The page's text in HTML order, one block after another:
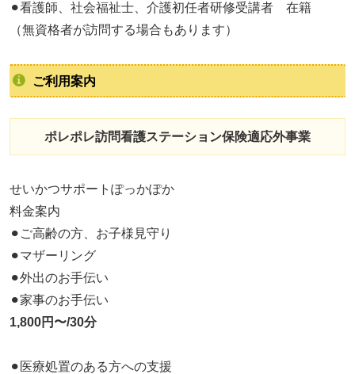
⚫︎看護師、社会福祉士、介護初任者研修受講者 在籍
（無資格者が訪問する場合もあります）
ご利用案内
ポレポレ訪問看護ステーション保険適応外事業
せいかつサポートぽっかぽか
料金案内
⚫︎ご高齢の方、お子様見守り
⚫︎マザーリング
⚫︎外出のお手伝い
⚫︎家事のお手伝い
1,800円〜/30分
⚫︎医療処置のある方への支援